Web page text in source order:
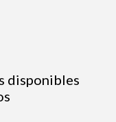
disponibles